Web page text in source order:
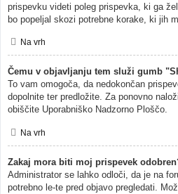
prispevku videti poleg prispevka, ki ga
bo popeljal skozi potrebne korake, ki jih
Na vrh
Čemu v objavljanju tem služi gumb
To vam omogoča, da nedokončan
dopolnite ter predložite. Za ponovno
obiščite Uporabniško Nadzorno Ploščo.
Na vrh
Zakaj mora biti moj prispevek
Administrator se lahko odloči, da je na
potrebno le-te pred objavo pregledati.